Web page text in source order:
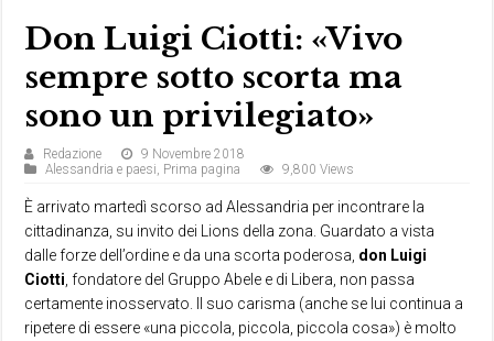
Don Luigi Ciotti: «Vivo
sempre sotto scorta ma
sono un privilegiato»
Redazione
9 Novembre 2018
Alessandria e paesi, Prima pagina 9,800 Views
È arrivato martedì scorso ad Alessandria per incontrare la
cittadinanza, su invito dei Lions della zona. Guardato a vista
dalle forze dell’ordine e da una scorta poderosa, don Luigi
Ciotti , fondatore del Gruppo Abele e di Libera, non passa
certamente inosservato. Il suo carisma (anche se lui continua a
ripetere di essere «una piccola, piccola, piccola cosa») è molto